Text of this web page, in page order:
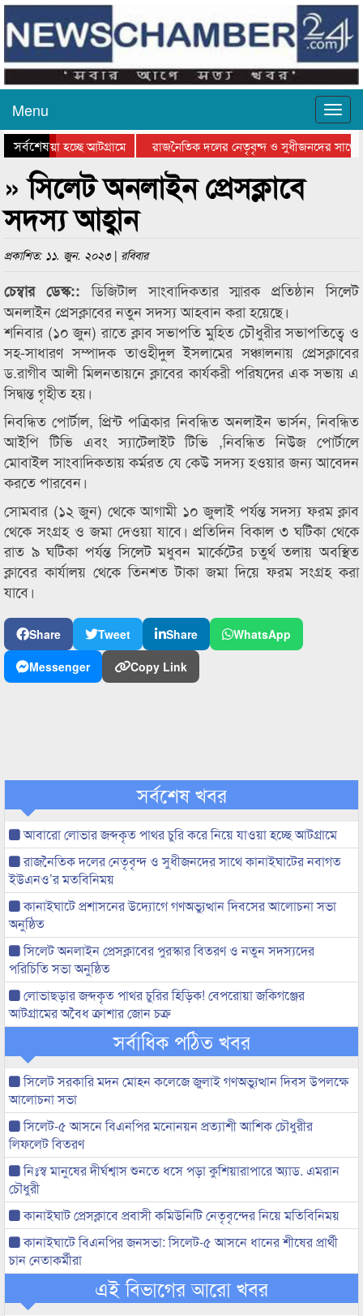
Menu
সর্বশেষ
যাওয়া হচ্ছে আটগ্রামে
রাজনৈতিক দলের নেতৃবৃন্দ ও সুধীজনদের সাথে
পুরস্কার বিতরণ সম্পন্ন
সিলেটে বাংলাদেশ গ্রুপ থিয়েটার
» সিলেট অনলাইন প্রেসক্লাবে
সদস্য আহ্বান
প্রকাশিত: ১১. জুন. ২০২৩ | রবিবার
চেম্বার ডেস্ক::ডিজিটাল সাংবাদিকতার স্মারক প্রতিষ্ঠান সিলেট
অনলাইন প্রেসক্লাবের নতুন সদস্য আহবান করা হয়েছে।
শনিবার (১০ জুন) রাতে ক্লাব সভাপতি মুহিত চৌধুরীর সভাপতিত্বে ও
সহ-সাধারণ সম্পাদক তাওহীদুল ইসলামের সঞ্চালনায় প্রেসক্লাবের
ড.রাগীব আলী মিলনতায়নে ক্লাবের কার্যকরী পরিষদের এক সভায় এ
সিদ্বান্ত গৃহীত হয়।
নিবন্ধিত পোর্টাল, প্রিন্ট পত্রিকার নিবন্ধিত অনলাইন ভার্সন, নিবন্ধিত
আইপি টিভি এবং স্যাটেলাইট টিভি ,নিবন্ধিত নিউজ পোর্টালে
মোবাইল সাংবাদিকতায় কর্মরত যে কেউ সদস্য হওয়ার জন্য আবেদন
করতে পারবেন।
সোমবার (১২ জুন) থেকে আগামী ১০ জুলাই পর্যন্ত সদস্য ফরম ক্লাব
থেকে সংগ্রহ ও জমা দেওয়া যাবে। প্রতিদিন বিকাল ৩ ঘটিকা থেকে
রাত ৯ ঘটিকা পর্যন্ত সিলেট মধুবন মার্কেটের চতুর্থ তলায় অবস্থিত
ক্লাবের কার্যালয় থেকে তিনশত টাকা জমা দিয়ে ফরম সংগ্রহ করা
যাবে।
Share Tweet Share
WhatsApp
Messenger
Copy Link
সর্বশেষ খবর
আবারো লোভার জব্দকৃত পাথর চুরি করে নিয়ে যাওয়া হচ্ছে আটগ্রামে
রাজনৈতিক দলের নেতৃবৃন্দ ও সুধীজনদের সাথে কানাইঘাটের নবাগত
ইউএনও’র মতবিনিময়
কানাইঘাটে প্রশাসনের উদ্যোগে গণঅভ্যুত্থান দিবসের আলোচনা সভা
অনুষ্ঠিত
সিলেট অনলাইন প্রেসক্লাবের পুরস্কার বিতরণ ও নতুন সদস্যদের
পরিচিতি সভা অনুষ্ঠিত
লোভাছড়ার জব্দকৃত পাথর চুরির হিড়িক! বেপরোয়া জকিগঞ্জের
আটগ্রামের অবৈধ ক্রাশার জোন চক্র
সর্বাধিক পঠিত খবর
সিলেট সরকারি মদন মোহন কলেজে জুলাই গণঅভ্যুত্থান দিবস উপলক্ষে
আলোচনা সভা
সিলেট-৫ আসনে বিএনপির মনোনয়ন প্রত্যাশী আশিক চৌধুরীর
লিফলেট বিতরণ
নিঃস্ব মানুষের দীর্ঘশ্বাস শুনতে ধসে পড়া কুশিয়ারাপারে অ্যাড. এমরান
চৌধুরী
কানাইঘাট প্রেসক্লাবে প্রবাসী কমিউনিটি নেতৃবৃন্দের নিয়ে মতিবিনিময়
কানাইঘাটে বিএনপির জনসভা: সিলেট-৫ আসনে ধানের শীষের প্রার্থী
চান নেতাকর্মীরা
এই বিভাগের আরো খবর